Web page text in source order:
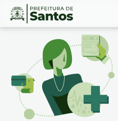
Ir
Conteúdo